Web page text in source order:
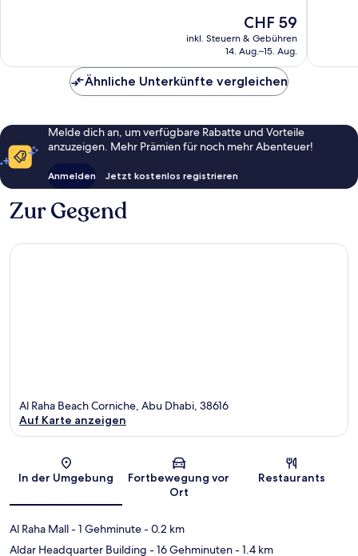
Der
Preis
beträgt
CHF 59
inkl. Steuern & Gebühren
14. Aug.–15. Aug.
Ähnliche Unterkünfte vergleichen
Melde dich an, um verfügbare Rabatte und Vorteile
anzuzeigen. Mehr Prämien für noch mehr Abenteuer!
Anmelden Jetzt kostenlos registrieren
Zur Gegend
Karte
Al Raha Beach Corniche, Abu Dhabi, 38616
Auf Karte anzeigen
In der Umgebung
Fortbewegung vor
Ort
Restaurants
Al Raha Mall- 1 Gehminute- 0.2 km
Aldar Headquarter Building - 16 Gehminuten- 1.4 km